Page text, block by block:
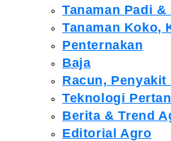
Tanaman Padi &
Tanaman Koko,
Penternakan
Baja
Racun, Penyakit
Teknologi
Berita & Trend
Editorial Agro